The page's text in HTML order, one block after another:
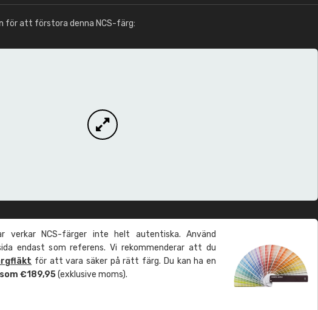
för att förstora denna NCS-färg:
verkar NCS-färger inte helt autentiska. Använd
endast som referens. Vi rekommenderar att du
för att vara säker på rätt färg. Du kan ha en
€189,95(exklusive moms).